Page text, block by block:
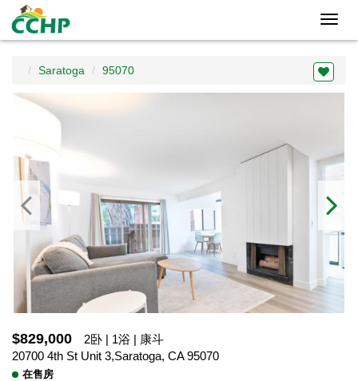
Saratoga 95070
$829,000
2卧 | 1浴 | 康斗
20700 4th St Unit 3,Saratoga, CA 95070
在售房